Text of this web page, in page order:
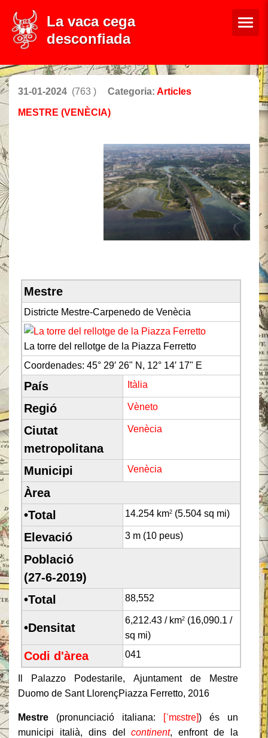
La vaca cega
desconfiada
31-01-2024 (763 ) Categoria: Articles
MESTRE (VENÈCIA)
Mestre
Districte Mestre-Carpenedo de Venècia
La torre del rellotge de la Piazza Ferretto
Coordenades: 45° 29′ 26" N, 12° 14′ 17" E
País Itàlia
Regió Vèneto
Ciutat
metropolitana
Venècia
Municipi Venècia
Àrea
•Total
14.254 km2 (5.504 sq mi)
Elevació 3 m (10 peus)
Població
(27-6-2019)
•Total
88,552
•Densitat
6,212.43 / km2 (16,090.1 /
sq mi)
Codi d'àrea 041
Il Palazzo Podestarile, Ajuntament de Mestre
Duomo de Sant LlorençPiazza Ferretto, 2016
Mestre (pronunciació italiana: [ˈmɛstre]) és un
municipi italià, dins delcontinent, enfront de la